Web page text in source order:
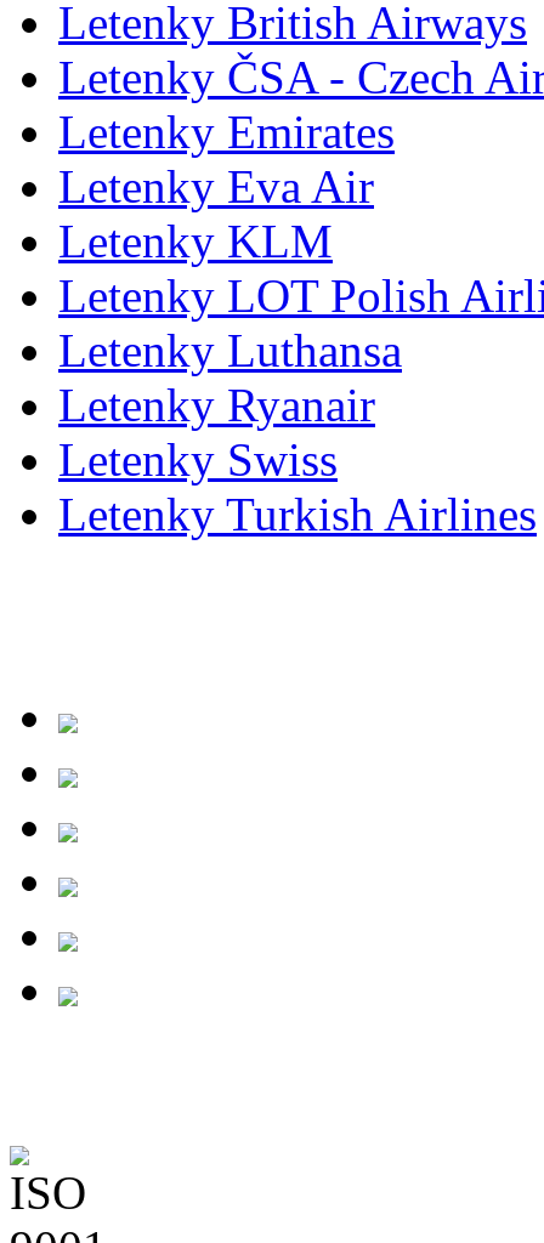
Letenky British Airways
Letenky ČSA - Czech
Letenky Emirates
Letenky Eva Air
Letenky KLM
Letenky LOT Polish
Letenky Luthansa
Letenky Ryanair
Letenky Swiss
Letenky Turkish Airlines